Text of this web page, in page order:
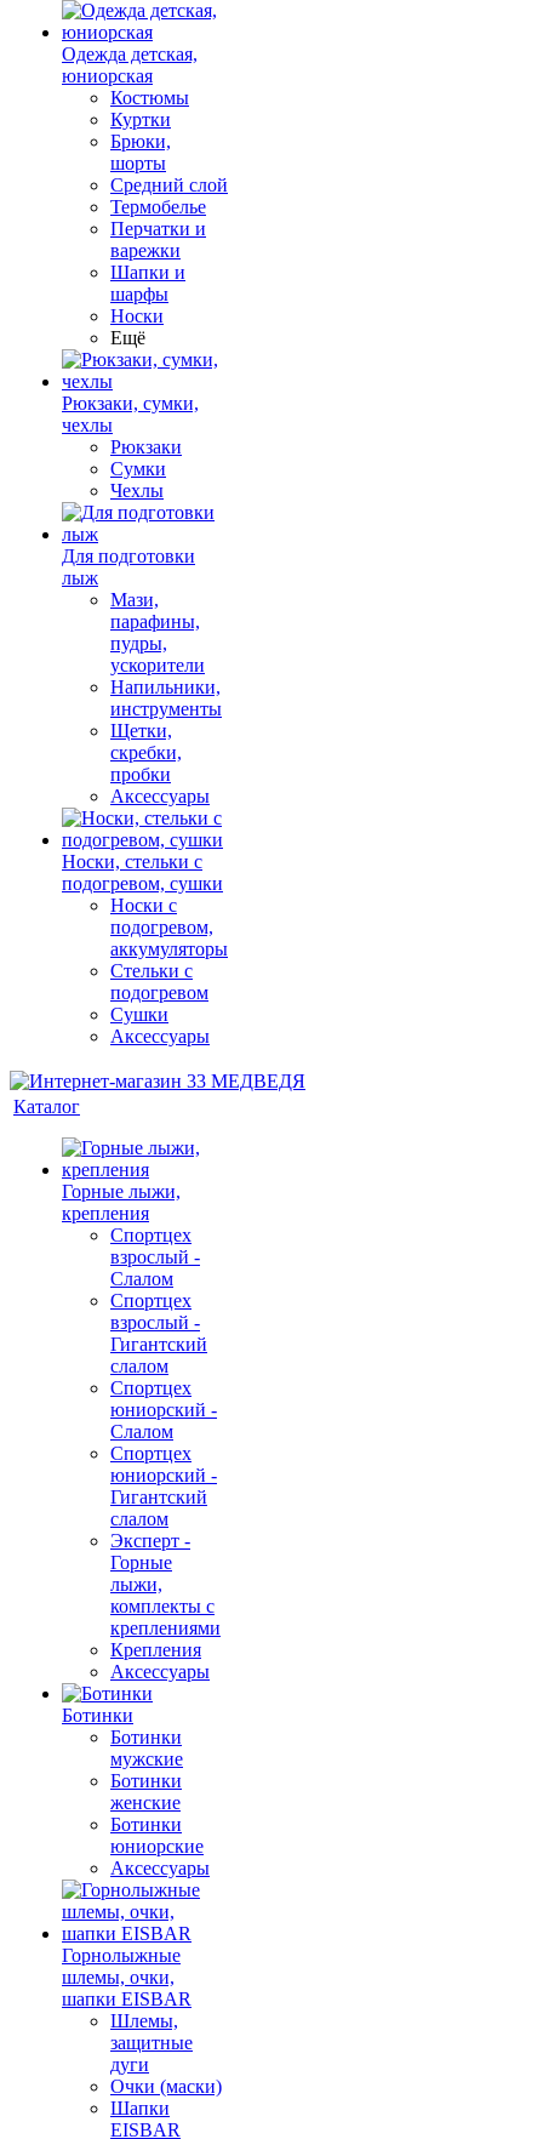
Одежда детская,
юниорская
Костюмы
Куртки
Брюки,
шорты
Средний слой
Термобелье
Перчатки и
варежки
Шапки и
шарфы
Носки
Ещё
Рюкзаки, сумки,
чехлы
Рюкзаки
Сумки
Чехлы
Для подготовки
лыж
Мази,
парафины,
пудры,
ускорители
Напильники,
инструменты
Щетки,
скребки,
пробки
Аксессуары
Носки, стельки с
подогревом, сушки
Носки с
подогревом,
аккумуляторы
Стельки с
подогревом
Сушки
Аксессуары
Каталог
Горные лыжи,
крепления
Спортцех
взрослый -
Слалом
Спортцех
взрослый -
Гигантский
слалом
Спортцех
юниорский -
Слалом
Спортцех
юниорский -
Гигантский
слалом
Эксперт -
Горные
лыжи,
комплекты с
креплениями
Крепления
Аксессуары
Ботинки
Ботинки
мужские
Ботинки
женские
Ботинки
юниорские
Аксессуары
Горнолыжные
шлемы, очки,
шапки EISBAR
Шлемы,
защитные
дуги
Очки (маски)
Шапки
EISBAR